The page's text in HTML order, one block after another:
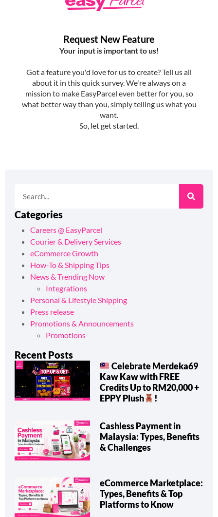
Categories
Careers @ EasyParcel
Courier & Delivery Services
eCommerce Growth
How-To & Shipping Tips
News & Trending Now
Integrations
Personal & Lifestyle Shipping
Press release
Promotions & Announcements
Promotions
Recent Posts
Celebrate Merdeka69
Kaw Kaw with FREE
Credits Up to RM20,000 +
EPPY Plush
!
Cashless Payment in
Malaysia: Types, Benefits
& Challenges
eCommerce Marketplace:
Types, Benefits & Top
Platforms to Know